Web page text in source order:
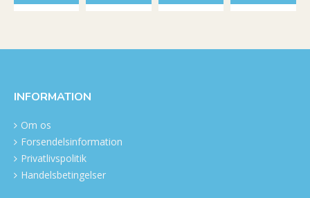
INFORMATION
Om os
Forsendelsinformation
Privatlivspolitik
Handelsbetingelser